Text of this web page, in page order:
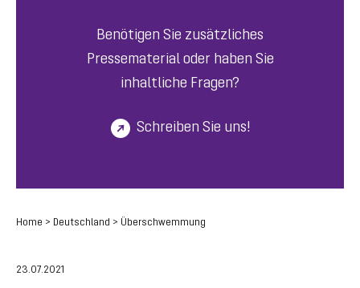
Benötigen Sie zusätzliches
Pressematerial oder haben Sie
inhaltliche Fragen?
Schreiben Sie uns!
Home > Deutschland > Überschwemmung
23.07.2021